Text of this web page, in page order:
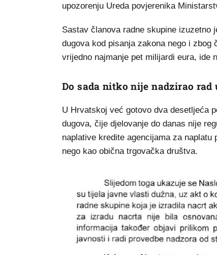
upozorenju Ureda povjerenika
Sastav članova radne skupine izuzetno
dugova kod pisanja zakona nego i
vrijedno najmanje pet milijardi eura, ide
Do sada nitko nije nadzirao
U Hrvatskoj već gotovo dva desetljeća
dugova, čije djelovanje do danas nije
naplative kredite agencijama za
nego kao obična trgovačka društva.